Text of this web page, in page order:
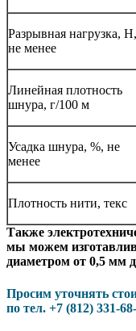
Разрывная нагрузка, Н,
не менее
Линейная плотность
шнура, г/100 м
Усадка шнура, %, не
менее
Плотность нити, текс
Также
мы можем
диаметром от 0,5 мм
Просим уточнять
по тел. +7 (812) 331-